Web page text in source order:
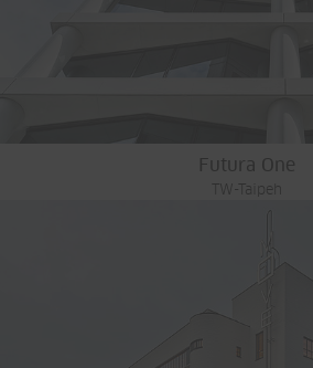
Futura One
TW-Taipeh